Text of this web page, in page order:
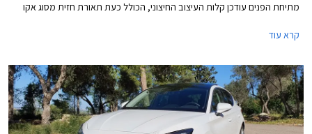
מתיחת הפנים עודכן קלות העיצוב החיצוני, הכולל כעת תאורת חזית מסוג אקו
בסגנון כתב יד.
קרא עוד